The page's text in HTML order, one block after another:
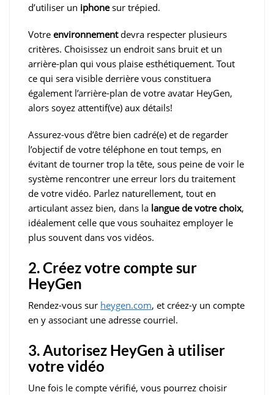
d’utiliser un iphonesur trépied.
Votre environnementdevra respecter plusieurs
critères. Choisissez un endroit sans bruit et un
arrière-plan qui vous plaise esthétiquement. Tout
ce qui sera visible derrière vous constituera
également l’arrière-plan de votre avatar HeyGen,
alors soyez attentif(ve) aux détails!
Assurez-vous d’être bien cadré(e) et de regarder
l’objectif de votre téléphone en tout temps, en
évitant de tourner trop la tête, sous peine de voir le
système rencontrer une erreur lors du traitement
de votre vidéo. Parlez naturellement, tout en
articulant assez bien, dans la langue de votre choix,
idéalement celle que vous souhaitez employer le
plus souvent dans vos vidéos.
2. Créez votre compte sur
HeyGen
Rendez-vous sur heygen.com, et créez-y un compte
en y associant une adresse courriel.
3. Autorisez HeyGen à utiliser
votre vidéo
Une fois le compte vérifié, vous pourrez choisir